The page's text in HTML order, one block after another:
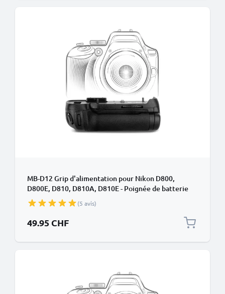
MB-D12 Grip d'alimentation pour Nikon D800,
D800E, D810, D810A, D810E - Poignée de batterie
pour appareils photo de CELLONIC
(5 avis)
49.95 CHF